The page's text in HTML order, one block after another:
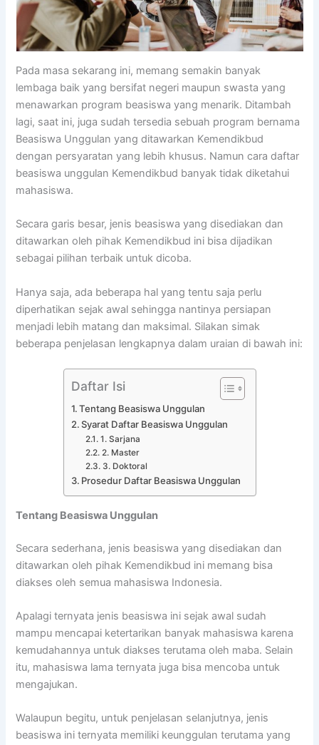
Pada masa sekarang ini, memang semakin banyak
lembaga baik yang bersifat negeri maupun swasta yang
menawarkan program beasiswa yang menarik. Ditambah
lagi, saat ini, juga sudah tersedia sebuah program bernama
Beasiswa Unggulan yang ditawarkan Kemendikbud
dengan persyaratan yang lebih khusus. Namun cara daftar
beasiswa unggulan Kemendikbud banyak tidak diketahui
mahasiswa.
Secara garis besar, jenis beasiswa yang disediakan dan
ditawarkan oleh pihak Kemendikbud ini bisa dijadikan
sebagai pilihan terbaik untuk dicoba.
Hanya saja, ada beberapa hal yang tentu saja perlu
diperhatikan sejak awal sehingga nantinya persiapan
menjadi lebih matang dan maksimal. Silakan simak
beberapa penjelasan lengkapnya dalam uraian di bawah ini:
Daftar Isi
Tentang Beasiswa Unggulan
Syarat Daftar Beasiswa Unggulan
1. Sarjana
2. Master
3. Doktoral
Prosedur Daftar Beasiswa Unggulan
Tentang Beasiswa Unggulan
Secara sederhana, jenis beasiswa yang disediakan dan
ditawarkan oleh pihak Kemendikbud ini memang bisa
diakses oleh semua mahasiswa Indonesia.
Apalagi ternyata jenis beasiswa ini sejak awal sudah
mampu mencapai ketertarikan banyak mahasiswa karena
kemudahannya untuk diakses terutama oleh maba. Selain
itu, mahasiswa lama ternyata juga bisa mencoba untuk
mengajukan.
Walaupun begitu, untuk penjelasan selanjutnya, jenis
beasiswa ini ternyata memiliki keunggulan terutama yang